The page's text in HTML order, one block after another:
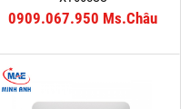
0909.067.950 Ms.Châu